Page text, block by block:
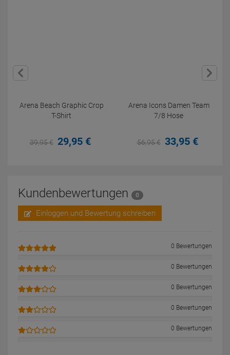
Arena Beach Graphic Crop
T-Shirt
39,95€ 29,95 €
Arena Icons Damen Team
7/8 Hose
56,95€ 33,95 €
Kundenbewertungen 0
Einloggen und Bewertung schreiben
0 Bewertungen
0 Bewertungen
0 Bewertungen
0 Bewertungen
0 Bewertungen